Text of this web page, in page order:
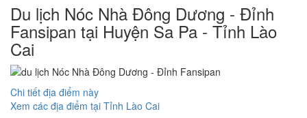
Du lịch Nóc Nhà Đông Dương - Đỉnh
Fansipan tại Huyện Sa Pa - Tỉnh Lào
Cai
Chi tiết địa điểm này
Xem các địa điểm tại Tỉnh Lào Cai